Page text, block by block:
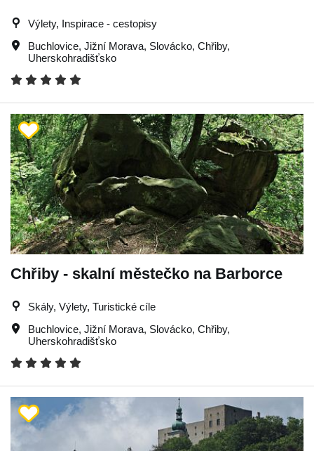
Výlety, Inspirace - cestopisy
Buchlovice, Jižní Morava, Slovácko, Chřiby,
Uherskohradišťsko
Chřiby - skalní městečko na Barborce
Skály, Výlety, Turistické cíle
Buchlovice, Jižní Morava, Slovácko, Chřiby,
Uherskohradišťsko